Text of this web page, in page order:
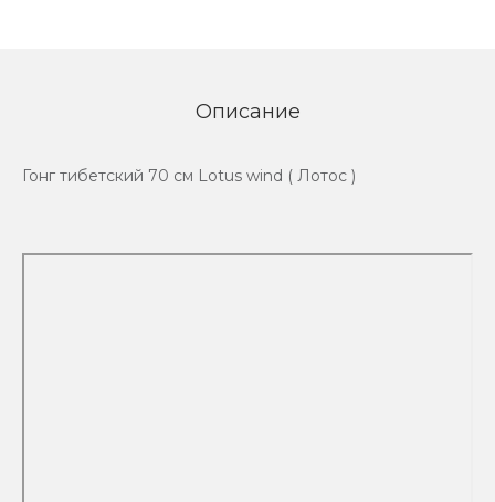
Описание
Гонг тибетский 70 см Lotus wind ( Лотос )